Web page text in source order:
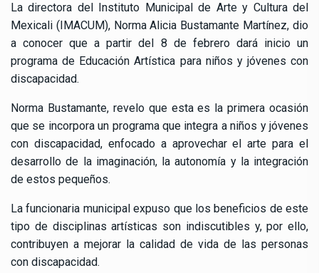
La directora del Instituto Municipal de Arte y Cultura del
Mexicali (IMACUM), Norma Alicia Bustamante Martínez, dio
a conocer que a partir del 8 de febrero dará inicio un
programa de Educación Artística para niños y jóvenes con
discapacidad.
Norma Bustamante, revelo que esta es la primera ocasión
que se incorpora un programa que integra a niños y jóvenes
con discapacidad, enfocado a aprovechar el arte para el
desarrollo de la imaginación, la autonomía y la integración
de estos pequeños.
La funcionaria municipal expuso que los beneficios de este
tipo de disciplinas artísticas son indiscutibles y, por ello,
contribuyen a mejorar la calidad de vida de las personas
con discapacidad.